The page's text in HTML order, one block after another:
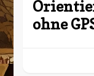
ohne